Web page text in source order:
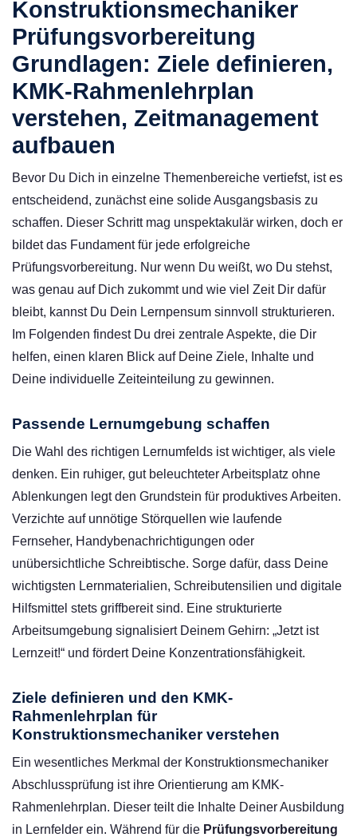
Konstruktionsmechaniker
Prüfungsvorbereitung
Grundlagen: Ziele definieren,
KMK-Rahmenlehrplan
verstehen, Zeitmanagement
aufbauen
Bevor Du Dich in einzelne Themenbereiche vertiefst, ist es
entscheidend, zunächst eine solide Ausgangsbasis zu
schaffen. Dieser Schritt mag unspektakulär wirken, doch er
bildet das Fundament für jede erfolgreiche
Prüfungsvorbereitung. Nur wenn Du weißt, wo Du stehst,
was genau auf Dich zukommt und wie viel Zeit Dir dafür
bleibt, kannst Du Dein Lernpensum sinnvoll strukturieren.
Im Folgenden findest Du drei zentrale Aspekte, die Dir
helfen, einen klaren Blick auf Deine Ziele, Inhalte und
Deine individuelle Zeiteinteilung zu gewinnen.
Passende Lernumgebung schaffen
Die Wahl des richtigen Lernumfelds ist wichtiger, als viele
denken. Ein ruhiger, gut beleuchteter Arbeitsplatz ohne
Ablenkungen legt den Grundstein für produktives Arbeiten.
Verzichte auf unnötige Störquellen wie laufende
Fernseher, Handybenachrichtigungen oder
unübersichtliche Schreibtische. Sorge dafür, dass Deine
wichtigsten Lernmaterialien, Schreibutensilien und digitale
Hilfsmittel stets griffbereit sind. Eine strukturierte
Arbeitsumgebung signalisiert Deinem Gehirn: „Jetzt ist
Lernzeit!“ und fördert Deine Konzentrationsfähigkeit.
Ziele definieren und den KMK-
Rahmenlehrplan für
Konstruktionsmechaniker verstehen
Ein wesentliches Merkmal der Konstruktionsmechaniker
Abschlussprüfung ist ihre Orientierung am KMK-
Rahmenlehrplan. Dieser teilt die Inhalte Deiner Ausbildung
in Lernfelder ein. Während für die Prüfungsvorbereitung